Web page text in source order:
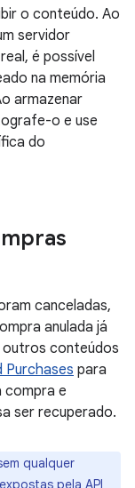
o conteúdo. Ao
servidor
é possível
na memória
armazenar
o e use
do
canceladas,
anulada já
conteúdos
Purchases para
compra e
ser recuperado.
qualquer
pela API